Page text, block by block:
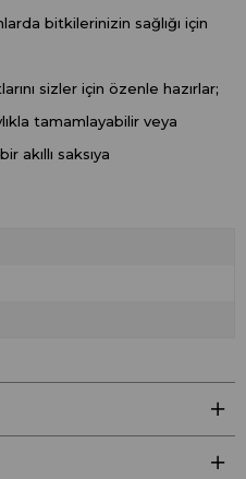
bitkilerinizin sağlığı için
sizler için özenle hazırlar;
tamamlayabilir veya
akıllı saksıya